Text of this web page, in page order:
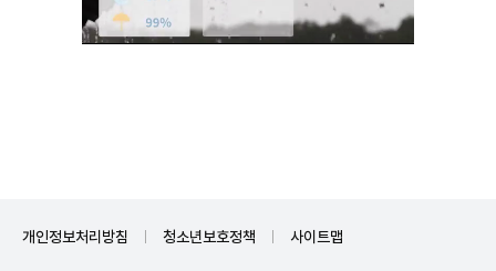
개인정보처리방침 청소년보호정책 사이트맵